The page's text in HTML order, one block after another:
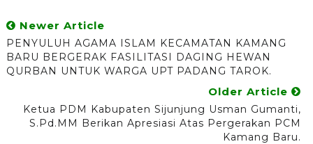
Newer Article
PENYULUH AGAMA ISLAM KECAMATAN KAMANG
BARU BERGERAK FASILITASI DAGING HEWAN
QURBAN UNTUK WARGA UPT PADANG TAROK.
Older Article
Ketua PDM Kabupaten Sijunjung Usman Gumanti,
S.Pd.MM Berikan Apresiasi Atas Pergerakan PCM
Kamang Baru.